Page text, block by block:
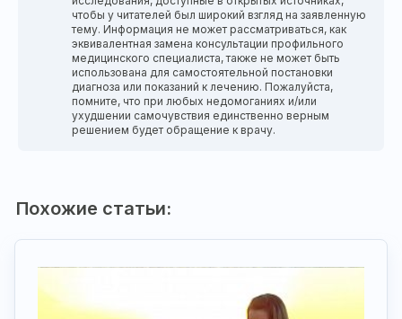
чтобы у читателей был широкий взгляд на заявленную
тему. Информация не может рассматриваться, как
эквивалентная замена консультации профильного
медицинского специалиста, также не может быть
использована для самостоятельной постановки
диагноза или показаний к лечению. Пожалуйста,
помните, что при любых недомоганиях и/или
ухудшении самочувствия единственно верным
решением будет обращение к врачу.
Похожие статьи: